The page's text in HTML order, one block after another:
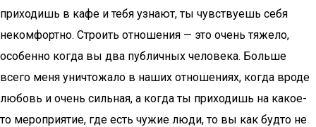
приходишь в кафе и тебя узнают, ты чувствуешь себя
некомфортно. Строить отношения — это очень тяжело,
особенно когда вы два публичных человека. Больше
всего меня уничтожало в наших отношениях, когда вроде
любовь и очень сильная, а когда ты приходишь на какое-
то мероприятие, где есть чужие люди, то вы как будто не